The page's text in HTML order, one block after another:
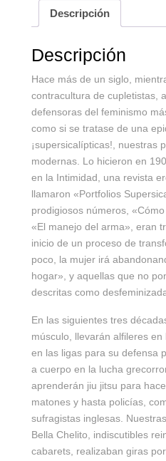
Descripción
Descripción
Hace más de un siglo,
contracultura de cupletistas,
defensoras del feminismo
como si se tratase de una
¡supersicalípticas!, nuestras
modernas. Lo hicieron en
en la Intimidad, una revista
llamaron «Portfolios
prodigiosos números,
«El manejo del arma», eran
inicio de un proceso de
poco, la mujer irá
hogar», y aquellas que no
descritas como
En las siguientes tres
músculo, llevarán alfileres
en las ligas para su defensa
a cuerpo en la lucha
aprenderán jiu jitsu para
matones y hasta policías,
sufragistas inglesas.
Bella Chelito, indiscutibles
cabarets, realizaban giras